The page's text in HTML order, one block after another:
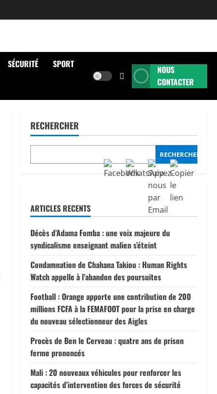
SÉCURITÉ SPORT
NOUS
CONTACTER
RECHERCHER
RECHERCHER
ARTICLES RECENTS
Décès d’Adama Fomba : une voix majeure du
syndicalisme enseignant malien s’éteint
Condamnation de Chahana Takiou : Human Rights
Watch appelle à l’abandon des poursuites
Football : Orange apporte une contribution de 200
millions FCFA à la FEMAFOOT pour la prise en charge
du nouveau sélectionneur des Aigles
Procès de Ben le Cerveau : quatre ans de prison
ferme prononcés
Mali : 20 nouveaux véhicules pour renforcer les
capacités d’intervention des forces de sécurité